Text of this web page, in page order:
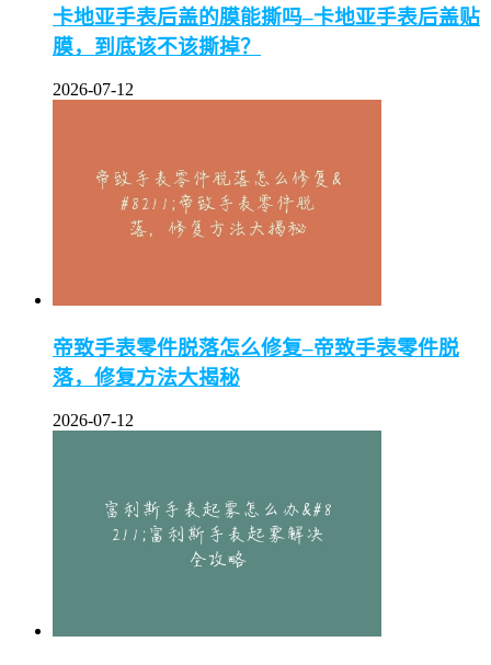
卡地亚手表后盖的膜能撕吗–卡地亚手表后盖贴
膜，到底该不该撕掉？
2026-07-12
帝致手表零件脱落怎么修复–帝致手表零件脱
落，修复方法大揭秘
2026-07-12